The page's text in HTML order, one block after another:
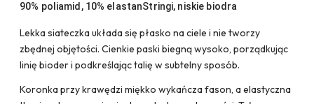
90% poliamid, 10% elastanStringi, niskie biodra
Lekka siateczka układa się płasko na ciele i nie tworzy
zbędnej objętości. Cienkie paski biegną wysoko, porządkując
linię bioder i podkreślając talię w subtelny sposób.
Koronka przy krawędzi miękko wykańcza fason, a elastyczna